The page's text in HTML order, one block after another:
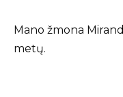
Mano žmona
metų.